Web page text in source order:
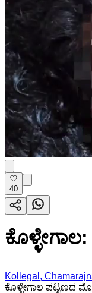
40
Kollegal,
ಕೊಳ್ಳೇಗಾಲ ಪಟ್ಟಣದ